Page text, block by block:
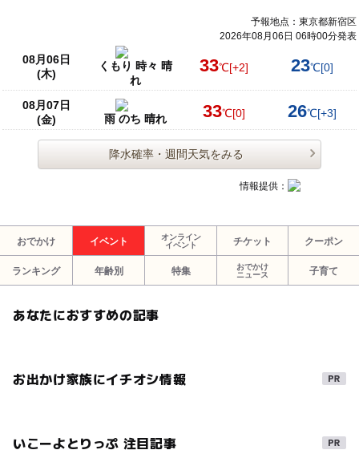
予報地点：東京都新宿区
2026年08月06日 06時00分発表
08月06日
(木)
くもり 時々 晴
れ
33℃[+2] 23℃[0]
08月07日
(金)
雨 のち 晴れ 33℃[0] 26℃[+3]
降水確率・週間天気をみる
情報提供：
おでかけ イベント
オンライン
イベント
チケット クーポン
ランキング 年齢別 特集
おでかけ
ニュース
子育て
あなたにおすすめの記事
お出かけ家族にイチオシ情報
いこーよとりっぷ 注目記事